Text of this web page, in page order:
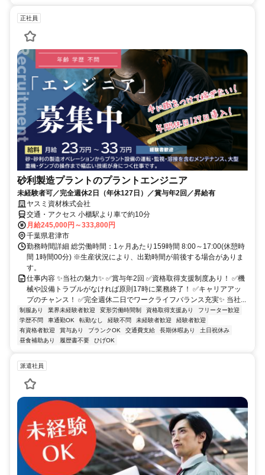
正社員
砂利製造プラントのプラントエンジニア
未経験者可／完全週休2日（年休127日）／賞与年2回／昇給有
ヤスミ資材株式会社
交通・アクセス 小櫃駅より車で約10分
月給245,000円～333,800円
千葉県君津市
勤務時間詳細 総労働時間：1ヶ月あたり159時間 8:00～17:00(休憩時
間 1時間00分) ※生産状況により、出勤時間が前後する場合がありま
す。
仕事内容 ✨当社の魅力✨ ✅賞与年2回 ✅資格取得支援制度あり！ ✅機
械や設備トラブルがなければ原則17時に業務終了！ ✅キャリアアッ
プのチャンス！ ✅完全週休二日でワークライフバランス充実✨ 当社...
制服あり 業界未経験者歓迎 変形労働時間制 資格取得支援あり
フリーター歓迎
学歴不問
車通勤OK 転勤なし 経験不問 未経験者歓迎
経験者歓迎
有資格者歓迎
賞与あり ブランクOK 交通費支給 長期休暇あり
土日祝休み
昼食補助あり
履歴書不要 ひげOK
派遣社員